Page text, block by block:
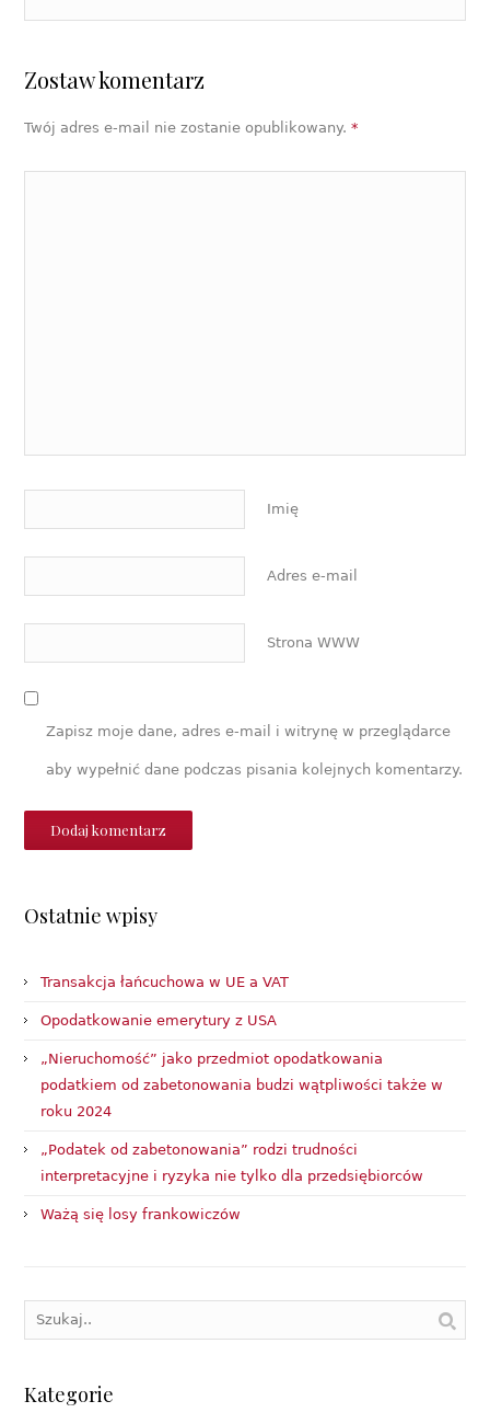
Zostaw komentarz
Twój adres e-mail nie zostanie opublikowany.*
Imię
Adres e-mail
Strona WWW
Zapisz moje dane, adres e-mail i witrynę w przeglądarce
aby wypełnić dane podczas pisania kolejnych komentarzy.
Ostatnie wpisy
Transakcja łańcuchowa w UE a VAT
Opodatkowanie emerytury z USA
„Nieruchomość” jako przedmiot opodatkowania
podatkiem od zabetonowania budzi wątpliwości także w
roku 2024
„Podatek od zabetonowania” rodzi trudności
interpretacyjne i ryzyka nie tylko dla przedsiębiorców
Ważą się losy frankowiczów
Kategorie